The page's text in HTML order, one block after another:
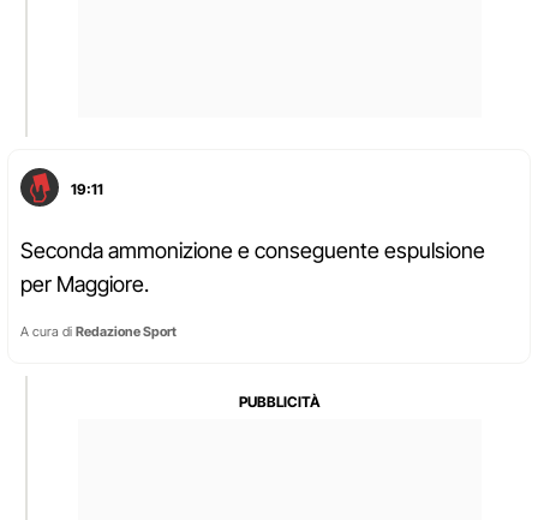
19:11
Seconda ammonizione e conseguente espulsione
per Maggiore.
A cura di Redazione Sport